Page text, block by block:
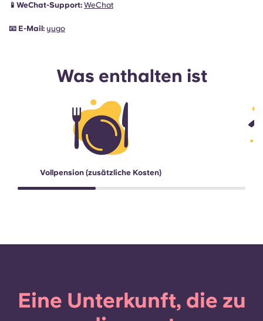
📱WeChat-Support: WeChat
📧 E-Mail: yugo
Was enthalten ist
Vollpension (zusätzliche Kosten)
Eine Unterkunft, die zu